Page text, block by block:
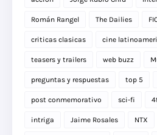
Román Rangel The Dailies
criticas clasicas cine
teasers y trailers web buzz
preguntas y respuestas top 5
post conmemorativo sci-fi
intriga Jaime Rosales NTX